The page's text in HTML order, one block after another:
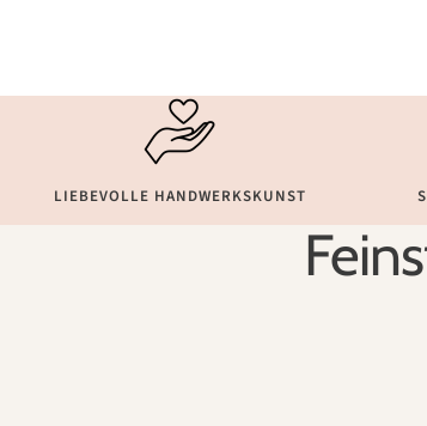
LIEBEVOLLE HANDWERKSKUNST